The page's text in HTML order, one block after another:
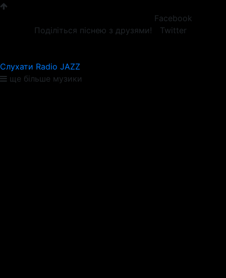
Поділіться піснею з друзями!
Facebook
Twitter
Слухати Radio JAZZ
ще більше музики